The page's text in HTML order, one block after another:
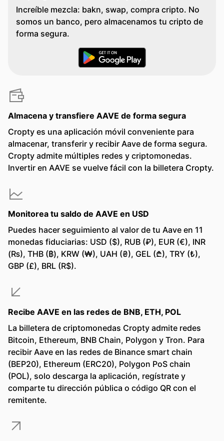
Increíble mezcla: bakn, swap, compra cripto. No
somos un banco, pero almacenamos tu cripto de
forma segura.
Almacena y transfiere AAVE de forma segura
Cropty es una aplicación móvil conveniente para
almacenar, transferir y recibir Aave de forma segura.
Cropty admite múltiples redes y criptomonedas.
Invertir en AAVE se vuelve fácil con la billetera Cropty.
Monitorea tu saldo de AAVE en USD
Puedes hacer seguimiento al valor de tu Aave en 11
monedas fiduciarias: USD ($), RUB (₽), EUR (€), INR
(₨), THB (฿), KRW (₩), UAH (₴), GEL (₾), TRY (₺),
GBP (£), BRL (R$).
Recibe AAVE en las redes de BNB, ETH, POL
La billetera de criptomonedas Cropty admite redes
Bitcoin, Ethereum, BNB Chain, Polygon y Tron. Para
recibir Aave en las redes de Binance smart chain
(BEP20), Ethereum (ERC20), Polygon PoS chain
(POL), solo descarga la aplicación, regístrate y
comparte tu dirección pública o código QR con el
remitente.